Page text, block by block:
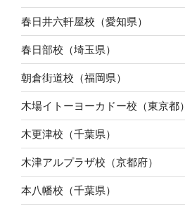
春日井六軒屋校（愛知県）
春日部校（埼玉県）
朝倉街道校（福岡県）
木場イトーヨーカドー校（東京都）
木更津校（千葉県）
木津アルプラザ校（京都府）
本八幡校（千葉県）